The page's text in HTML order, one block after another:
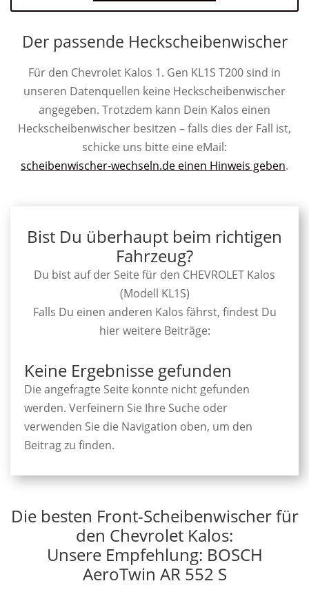
Der passende Heckscheibenwischer
Für den Chevrolet Kalos 1. Gen KL1S T200 sind in
unseren Datenquellen keine Heckscheibenwischer
angegeben. Trotzdem kann Dein Kalos einen
Heckscheibenwischer besitzen – falls dies der Fall ist,
schicke uns bitte eine eMail:
scheibenwischer-wechseln.de einen Hinweis geben.
Bist Du überhaupt beim richtigen
Fahrzeug?
Du bist auf der Seite für den CHEVROLET Kalos
(Modell KL1S)
Falls Du einen anderen Kalos fährst, findest Du
hier weitere Beiträge:
Keine Ergebnisse gefunden
Die angefragte Seite konnte nicht gefunden
werden. Verfeinern Sie Ihre Suche oder
verwenden Sie die Navigation oben, um den
Beitrag zu finden.
Die besten Front-Scheibenwischer für
den Chevrolet Kalos:
Unsere Empfehlung: BOSCH
AeroTwin AR 552 S